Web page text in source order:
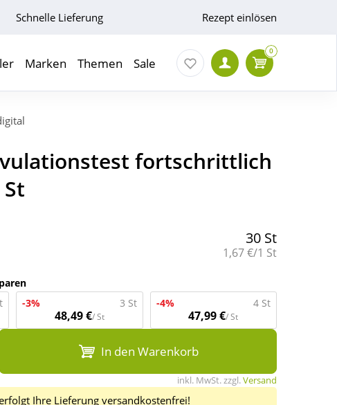
Schnelle Lieferung Rezept einlösen
Marken Themen Sale
0
fortschrittlich
30 St
Grundpreis:
1,67 €/1 St
-3% 3 St
48,49 €/ St
-4% 4 St
47,99 €/ St
In den Warenkorb
inkl. MwSt. zzgl.Versand
Ihre Lieferung versandkostenfrei!